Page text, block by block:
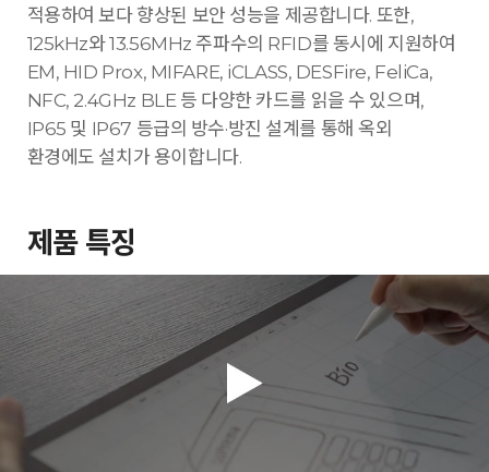
적용하여 보다 향상된 보안 성능을 제공합니다. 또한,
125kHz와 13.56MHz 주파수의 RFID를 동시에 지원하여
EM, HID Prox, MIFARE, iCLASS, DESFire, FeliCa,
NFC, 2.4GHz BLE 등 다양한 카드를 읽을 수 있으며,
IP65 및 IP67 등급의 방수·방진 설계를 통해 옥외
환경에도 설치가 용이합니다.
제품 특징